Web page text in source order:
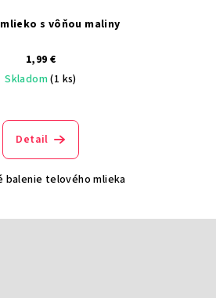
s vôňou maliny
1,99 €
Skladom(1 ks)
Detail
balenie telového mlieka